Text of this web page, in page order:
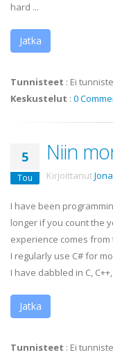
hard ...
Jatka
Tunnisteet : Ei
Keskustelut : 0
5
Tou
Niin
Kirjoittanut
I have been
longer if you count the
experience comes
I regularly use C# for
I have dabbled in C,
Jatka
Tunnisteet : Ei